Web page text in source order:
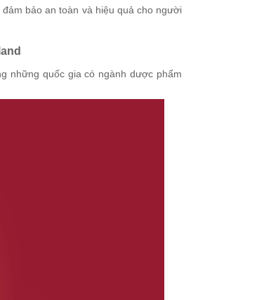
bảo an toàn và hiệu quả cho người
những quốc gia có ngành dược phẩm